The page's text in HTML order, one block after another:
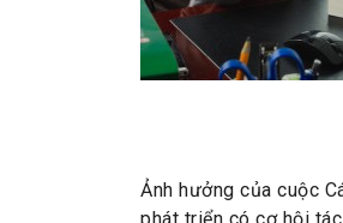
Ảnh hưởng của cuộc